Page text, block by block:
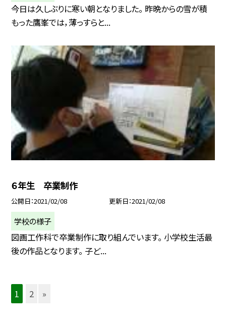
今日は久しぶりに寒い朝となりました。 昨晩からの雪が積
もった鷹峯では，薄っすらと...
６年生 卒業制作
公開日 2021/02/08 更新日 2021/02/08
学校の様子
図画工作科で卒業制作に取り組んでいます。 小学校生活最
後の作品となります。 子ど...
1 2 »